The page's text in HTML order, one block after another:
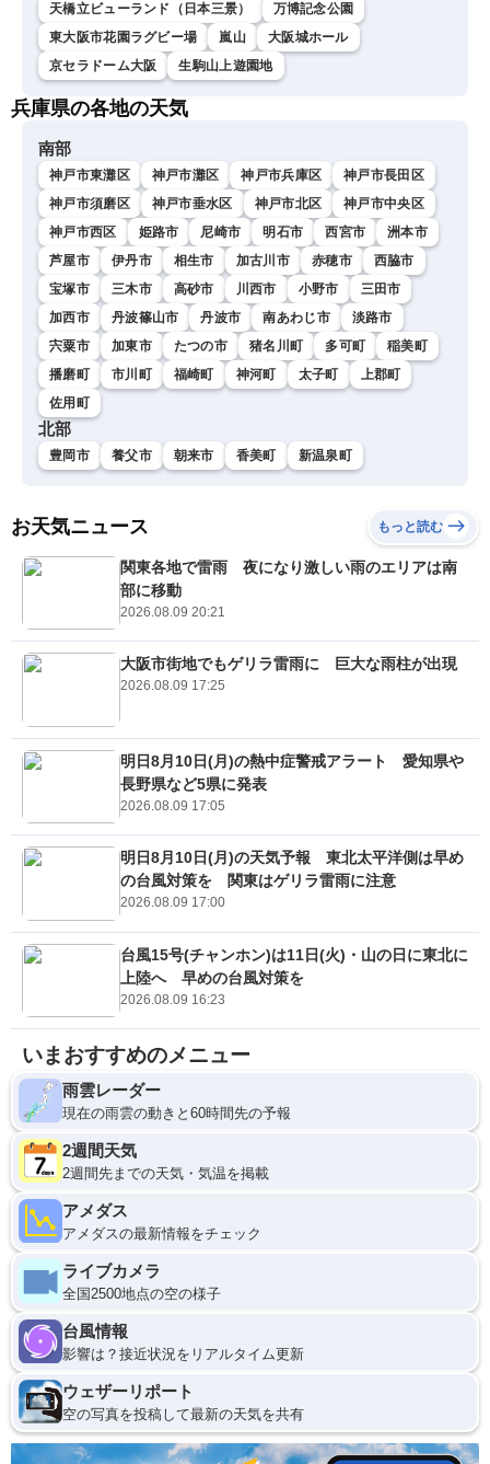
天橋立ビューランド（日本三景）
万博記念公園
東大阪市花園ラグビー場
嵐山
大阪城ホール
京セラドーム大阪
生駒山上遊園地
兵庫県の各地の天気
南部
神戸市東灘区 神戸市灘区 神戸市兵庫区
神戸市長田区
神戸市須磨区
神戸市垂水区 神戸市北区
神戸市中央区
神戸市西区
姫路市 尼崎市 明石市 西宮市
洲本市
芦屋市
伊丹市 相生市 加古川市 赤穂市
西脇市
宝塚市
三木市 高砂市 川西市 小野市
三田市
加西市
丹波篠山市 丹波市 南あわじ市
淡路市
宍粟市
加東市 たつの市 猪名川町 多可町
稲美町
播磨町
市川町 福崎町 神河町 太子町
上郡町
佐用町
北部
豊岡市 養父市 朝来市 香美町 新温泉町
お天気ニュース もっと読む
関東各地で雷雨 夜になり激しい雨のエリアは南
部に移動
2026.08.09 20:21
大阪市街地でもゲリラ雷雨に 巨大な雨柱が出現
2026.08.09 17:25
明日8月10日(月)の熱中症警戒アラート 愛知県や
長野県など5県に発表
2026.08.09 17:05
明日8月10日(月)の天気予報 東北太平洋側は早め
の台風対策を 関東はゲリラ雷雨に注意
2026.08.09 17:00
台風15号(チャンホン)は11日(火)・山の日に東北に
上陸へ 早めの台風対策を
2026.08.09 16:23
いまおすすめのメニュー
雨雲レーダー
現在の雨雲の動きと60時間先の予報
2週間天気
2週間先までの天気・気温を掲載
アメダス
アメダスの最新情報をチェック
ライブカメラ
全国2500地点の空の様子
台風情報
影響は？接近状況をリアルタイム更新
ウェザーリポート
空の写真を投稿して最新の天気を共有